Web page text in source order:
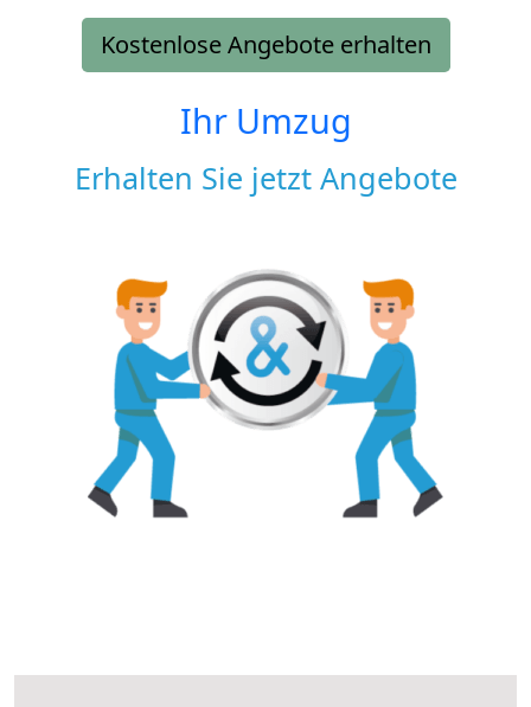
Kostenlose Angebote erhalten
Ihr Umzug
Erhalten Sie jetzt Angebote